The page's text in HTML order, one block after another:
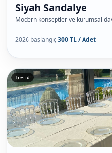
Siyah Sandalye
Modern konseptler ve kurumsal
2026 başlangıç300 TL / Adet
Trend